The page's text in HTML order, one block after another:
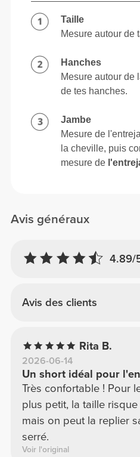
Avis généraux
4.89/
Avis des clients
Rita B.
2026-06-14
Un short idéal pour
Très confortable ! Pour
plus petit, la taille
mais on peut la replier
serré.
Voir l'original
Taille
Mesure autour de
Hanches
Mesure autour de
de tes hanches.
Jambe
Mesure de
la cheville, puis
mesure de